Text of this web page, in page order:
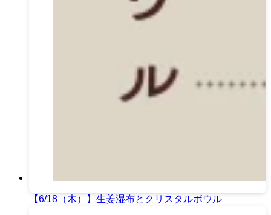
【6/18（木）】生姜湿布とクリスタルボウル